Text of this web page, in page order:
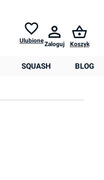
UlubioneZaloguj Koszyk
SQUASH BLOG